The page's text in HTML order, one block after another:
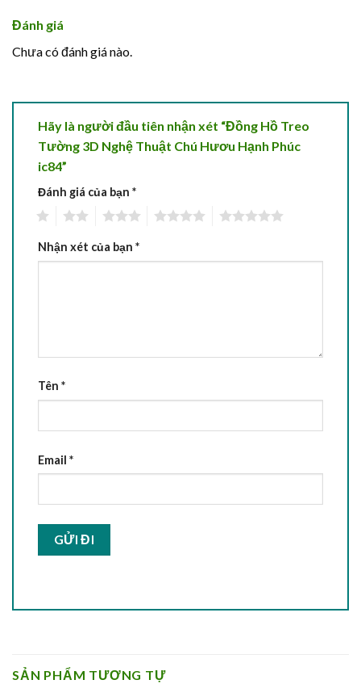
Đánh giá
Chưa có đánh giá nào.
Hãy là người đầu tiên nhận xét “Đồng Hồ Treo
Tường 3D Nghệ Thuật Chú Hươu Hạnh Phúc
ic84”
Đánh giá của bạn *
Nhận xét của bạn *
Tên *
Email *
SẢN PHẨM TƯƠNG TỰ